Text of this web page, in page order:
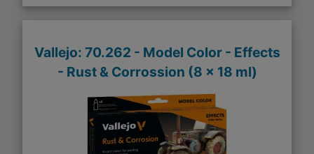
Vallejo: 70.262 - Model Color - Effects
- Rust & Corrossion (8 x 18 ml)